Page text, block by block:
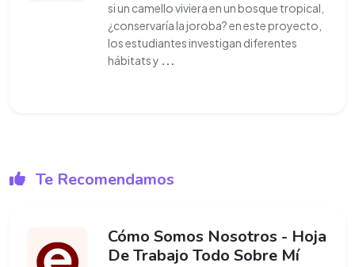
si un camello viviera en un bosque tropical,
¿conservaría la joroba? en este proyecto,
los estudiantes investigan diferentes
hábitats y ...
Te Recomendamos
Cómo Somos Nosotros - Hoja
De Trabajo Todo Sobre Mí